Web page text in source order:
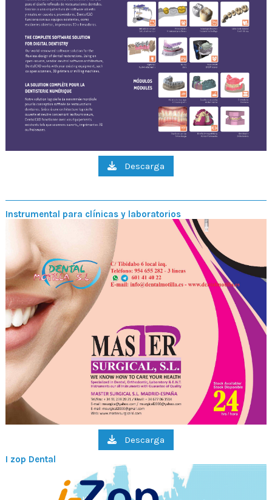
Descarga
Instrumental para clínicas y laboratorios
Descarga
I zop Dental